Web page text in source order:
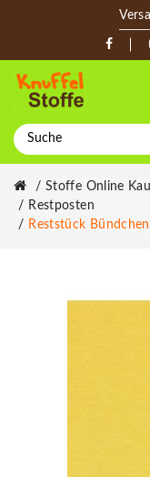
Stoffe Online
Restposten
Reststück